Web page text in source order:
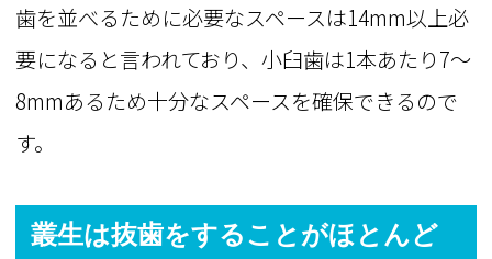
歯を並べるために必要なスペースは14mm以上必
要になると言われており、小臼歯は1本あたり7～
8mmあるため十分なスペースを確保できるので
す。
叢生は抜歯をすることがほとんど